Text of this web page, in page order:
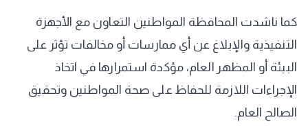
كما ناشدت المحافظة المواطنين التعاون مع الأجهزة
التنفيذية والإبلاغ عن أي ممارسات أو مخالفات تؤثر على
البيئة أو المظهر العام، مؤكدة استمرارها في اتخاذ
الإجراءات اللازمة للحفاظ على صحة المواطنين وتحقيق
الصالح العام.